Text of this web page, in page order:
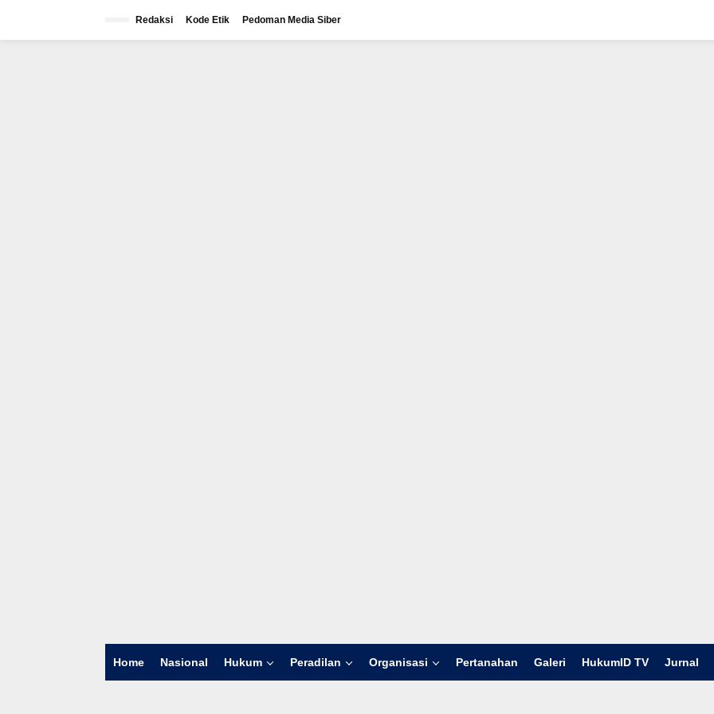
Redaksi Kode Etik Pedoman Media Siber
Home Nasional Hukum Peradilan Organisasi Pertanahan Galeri HukumID TV Jurnal